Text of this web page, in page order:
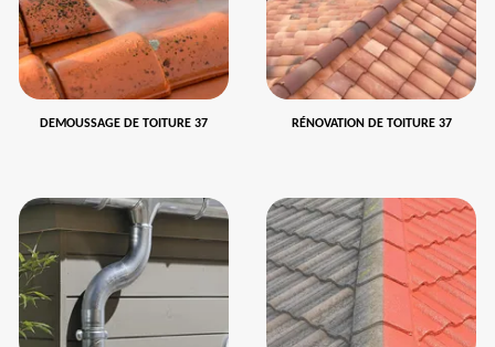
DEMOUSSAGE DE TOITURE 37 RÉNOVATION DE TOITURE 37